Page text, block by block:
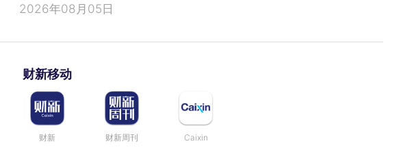
2026年08月05日
财新移动
财新 财新周刊 Caixin